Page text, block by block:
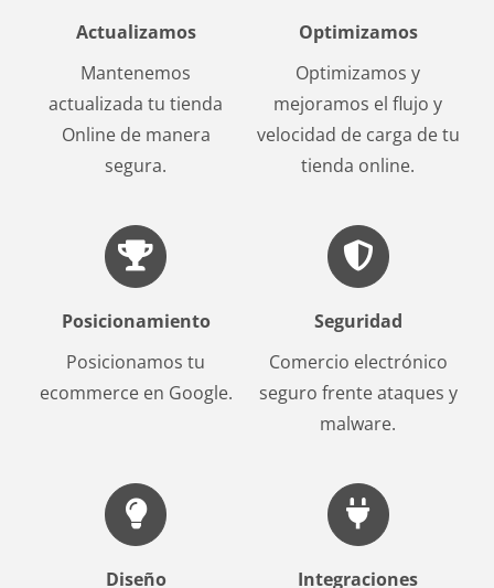
Actualizamos
Mantenemos
actualizada tu tienda
Online de manera
segura.
Optimizamos
Optimizamos y
mejoramos el flujo y
velocidad de carga de tu
tienda online.
Posicionamiento
Posicionamos tu
ecommerce en Google.
Seguridad
Comercio electrónico
seguro frente ataques y
malware.
Diseño
Integraciones